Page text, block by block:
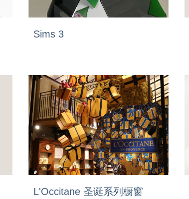
Sims 3
L'Occitane 圣诞系列橱窗